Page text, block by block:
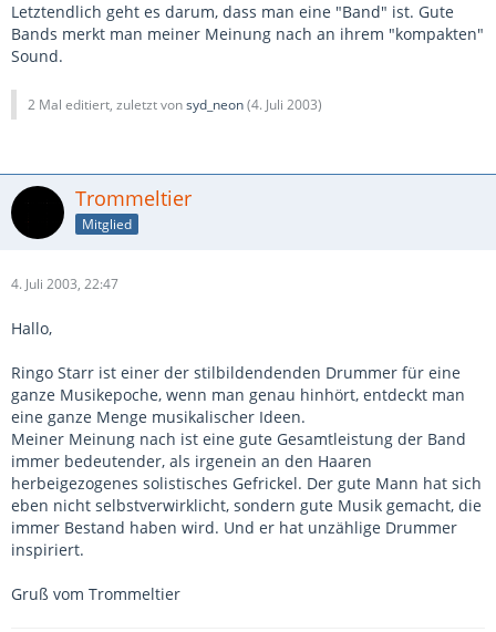
Letztendlich geht es darum, dass man eine "Band" ist. Gute
Bands merkt man meiner Meinung nach an ihrem "kompakten"
Sound.
2 Mal editiert, zuletzt vonsyd_neon(4. Juli 2003)
Trommeltier
Mitglied
4. Juli 2003, 22:47
Hallo,
Ringo Starr ist einer der stilbildendenden Drummer für eine
ganze Musikepoche, wenn man genau hinhört, entdeckt man
eine ganze Menge musikalischer Ideen.
Meiner Meinung nach ist eine gute Gesamtleistung der Band
immer bedeutender, als irgenein an den Haaren
herbeigezogenes solistisches Gefrickel. Der gute Mann hat sich
eben nicht selbstverwirklicht, sondern gute Musik gemacht, die
immer Bestand haben wird. Und er hat unzählige Drummer
inspiriert.
Gruß vom Trommeltier